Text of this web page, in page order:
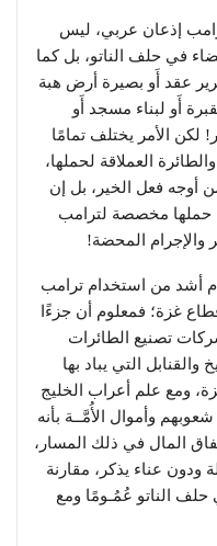
إذعان عربي، ليس
في حلف الناتو، بل كما
عقد أَو بصيرة أرض هبة
أَو لبناء مسجد أَو
الأمر يختلف تمامًا
العملاقة لحملها،
فعل الخير، بل إن
حملها مخصصة لترامب
والإجرام المحضة!
أشد من استخدام ترامب
غزة؛ فمعلوم أن جزءًا
تصنيع الطائرات
التي يباد بها
ومع علم أعراب الخليج
وأموال الأُمَّــة بأنه
المال في ذلك المسار،
ودون عناء يذكر، مقارنة
حلف الناتو عُمُـومًا ومع